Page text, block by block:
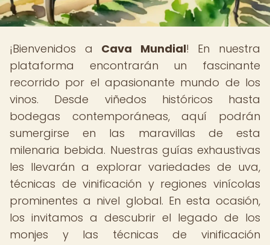
¡Bienvenidos a Cava Mundial! En nuestra
plataforma encontrarán un fascinante
recorrido por el apasionante mundo de los
vinos. Desde viñedos históricos hasta
bodegas contemporáneas, aquí podrán
sumergirse en las maravillas de esta
milenaria bebida. Nuestras guías exhaustivas
les llevarán a explorar variedades de uva,
técnicas de vinificación y regiones vinícolas
prominentes a nivel global. En esta ocasión,
los invitamos a descubrir el legado de los
monjes y las técnicas de vinificación